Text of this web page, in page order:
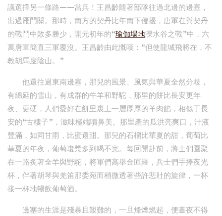
議選擇另一條路——當兵！王昌齡隨著部隊往過北邊的邊塞，
出過雁門關。那時，南方的契丹比年南下侵擾，唐軍在與契丹
的戰鬥中敗多勝少，開元初年的“瑜伽場地灤水谷之戰”中，六
萬唐軍簡直三軍覆沒。王昌齡由此慨嘆：“但使龍城飛將在，不
教胡馬度陰山。”
他還往過東南邊塞，那兒的風景、風氣與華夏全然分歧，
有綿延的雪山，有成群的牛羊和野駝，那里的餅比長安更年
夜、更硬，人們愛好在餅里裹上一層厚厚的羊肉餡，相似于長
安的“古樓子”，滋味極端噴鼻美。那里產的瓜洪亮爽口，汁液
豐滿，如同甘雨，比蜜還甜。那兒的石榴比華夏的甜，葡萄比
華夏的年夜，葡萄瓊漿多到喝不完。每回開赴前，將士們圍聚
在一路炙著全羊與野駝，將軍們高舉金叵羅，兵士們手捧夜光
杯，伴著胡琴與羌笛那委宛而稍微透著些許悲壯的旋律，一杯
接一杯地暢飲葡萄酒。
邊塞的生涯是殘暴且艱難的，一旦烽煙燃起，便晝夜不得